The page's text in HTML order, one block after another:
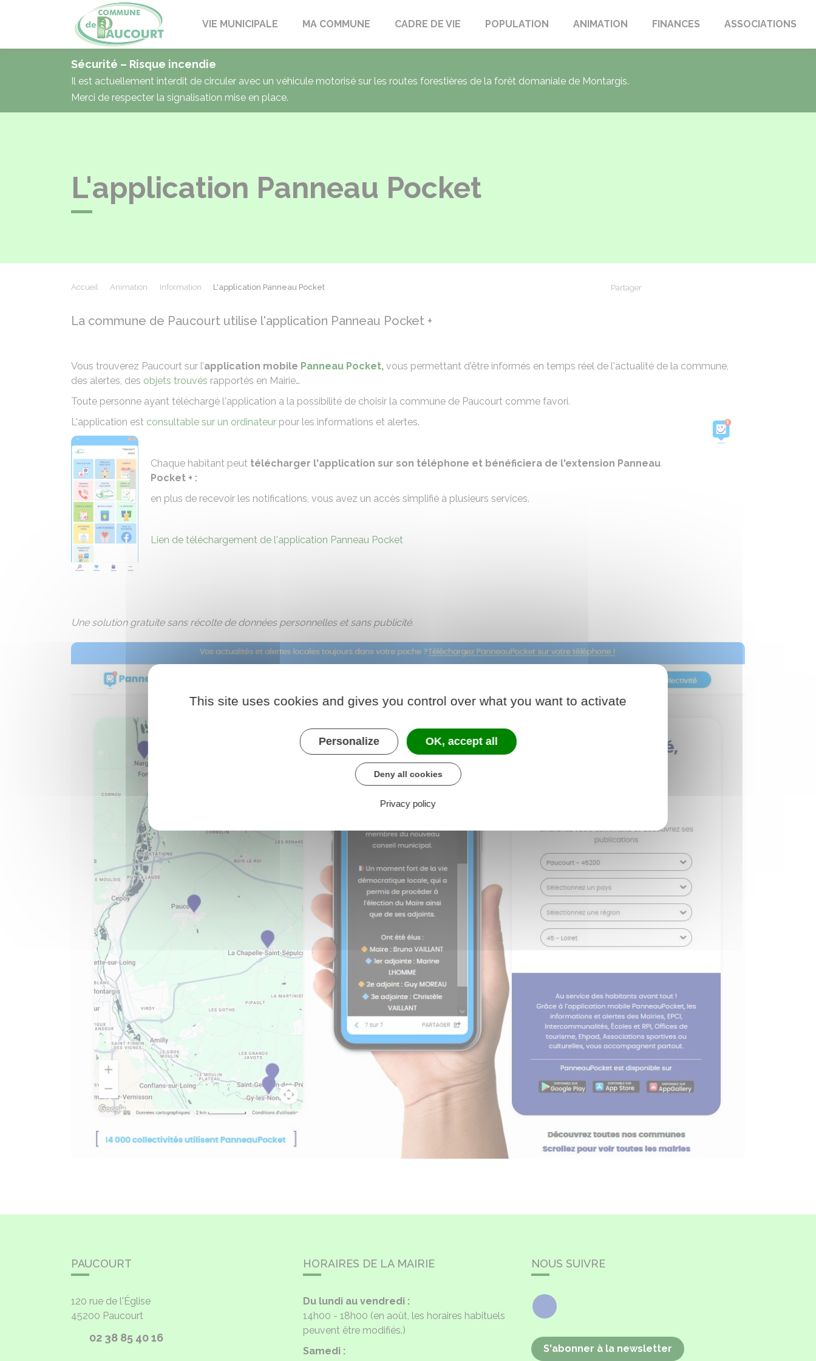
PaucourtVIE MUNICIPALE MA COMMUNE CADRE DE VIE POPULATION ANIMATION FINANCES ASSOCIATIONS
Sécurité – Risque incendie
Il est actuellement interdit de circuler avec un véhicule motorisé sur les routes forestières de la forêt domaniale de Montargis.
Merci de respecter la signalisation mise en place.
L'application Panneau Pocket
Accueil Animation Information L'application Panneau Pocket Partager
La commune de Paucourt utilise l'application Panneau Pocket +
Vous trouverez Paucourt sur l’application mobile Panneau Pocket, vous permettant d'être informés en temps réel de l'actualité de la commune,
des alertes, des objets trouvés rapportés en Mairie…
Toute personne ayant téléchargé l'application a la possibilité de choisir la commune de Paucourt comme favori.
L'application est consultable sur un ordinateur pour les informations et alertes.
Chaque habitant peut télécharger l'application sur son téléphone et bénéficiera de l'extension Panneau
Pocket + :
en plus de recevoir les notifications, vous avez un accès simplifié à plusieurs services.
Lien de téléchargement de l'application Panneau Pocket
Une solution gratuite sans récolte de données personnelles et sans publicité.
PAUCOURT
120 rue de l'Église
45200 Paucourt
02 38 85 40 16
HORAIRES DE LA MAIRIE
Du lundi au vendredi :
14h00 - 18h00 (en août, les horaires habituels
peuvent être modifiés.)
Samedi :
NOUS SUIVRE
Facebook
S'abonner à la newsletter
This site uses cookies and gives you control over what you want to activate
Personalize OK, accept all
Deny all cookies
Privacy policy